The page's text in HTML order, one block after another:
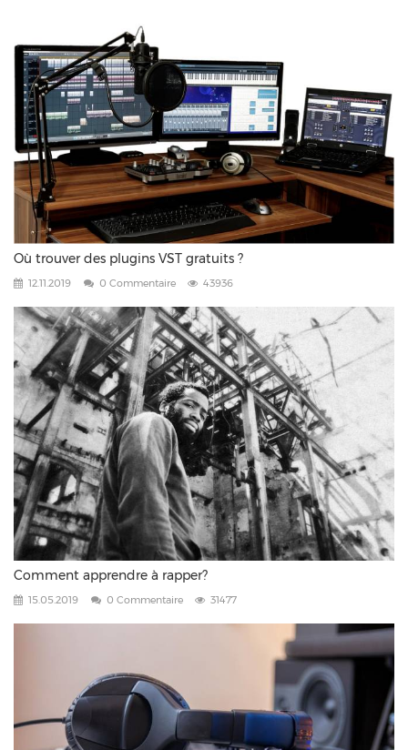
Où trouver des plugins VST gratuits ?
12.11.2019 0 Commentaire 43936
Comment apprendre à rapper?
15.05.2019 0 Commentaire 31477